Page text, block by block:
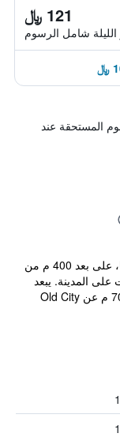
121 ﷼
شامل الرسوم
المستحقة عند
يقع مكان إقامة "Efsali Hotel Kaleiçi" في أنطاليا، على بعد 400 م من
المدينة. يبعد
مكان الإقامة مسافة 700 م عن برج الساعة، و700 م عن Old City